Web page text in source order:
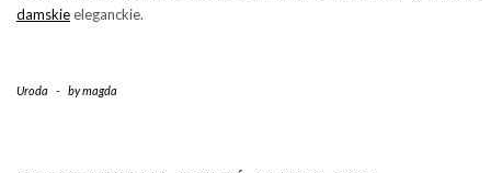
damskieeleganckie.
Uroda - bymagda